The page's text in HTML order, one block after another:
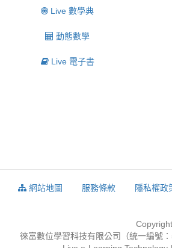
Live 數學典
動態數學
Live 電子書
網站地圖 服務條款 隱私權政
徠富數位學習科技有限公司（統一編號